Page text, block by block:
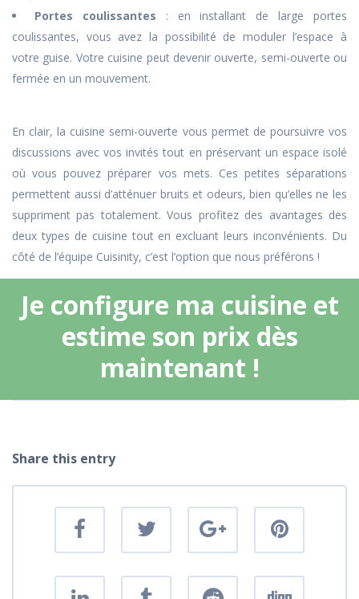
Portes coulissantes : en installant de large portes
coulissantes, vous avez la possibilité de moduler l’espace à
votre guise. Votre cuisine peut devenir ouverte, semi-ouverte ou
fermée en un mouvement.
En clair, la cuisine semi-ouverte vous permet de poursuivre vos
discussions avec vos invités tout en préservant un espace isolé
où vous pouvez préparer vos mets. Ces petites séparations
permettent aussi d’atténuer bruits et odeurs, bien qu’elles ne les
suppriment pas totalement. Vous profitez des avantages des
deux types de cuisine tout en excluant leurs inconvénients. Du
côté de l’équipe Cuisinity, c’est l’option que nous préférons !
Je configure ma cuisine et
estime son prix dès
maintenant !
Share this entry